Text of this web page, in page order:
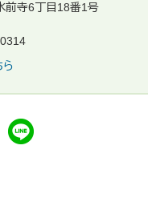
前寺6丁目18番1号
ら